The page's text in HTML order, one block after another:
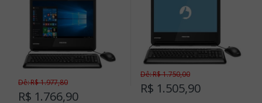
R$ 1.766,90
Dê: R$ 1.977,80 R$ 1.505,90
Dê: R$ 1.750,00